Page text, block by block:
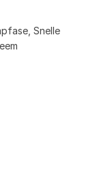
Snelle